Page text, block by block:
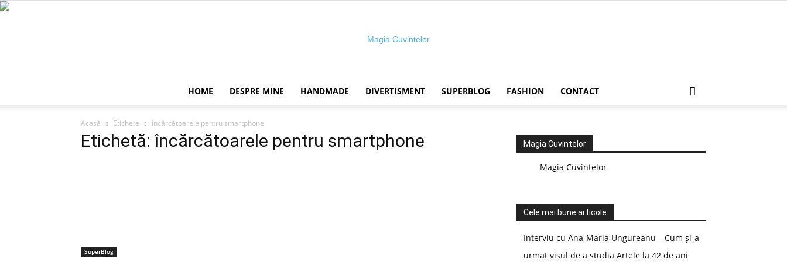
HOME DESPRE MINE HANDMADE DIVERTISMENT SUPERBLOG FASHION CONTACT
Acasă Etichete încărcătoarele pentru smartphone
Etichetă: încărcătoarele pentru smartphone
SuperBlog
Magia Cuvintelor
Magia Cuvintelor
Cele mai bune articole
Interviu cu Ana-Maria Ungureanu – Cum și-a
urmat visul de a studia Artele la 42 de ani